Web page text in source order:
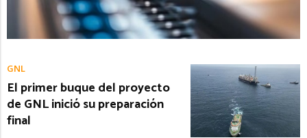
GNL
El primer buque del proyecto
de GNL inició su preparación
final